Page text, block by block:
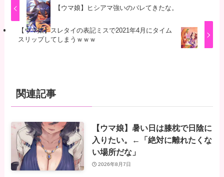
【ウマ娘】ヒシアマ強いのバレてきたな。
【ウマ娘】スレタイの表記ミスで2021年4月にタイム
スリップしてしまうｗｗｗ
関連記事
【ウマ娘】暑い日は膝枕で日陰に
入りたい。←「絶対に離れたくな
い場所だな」
2026年8月7日